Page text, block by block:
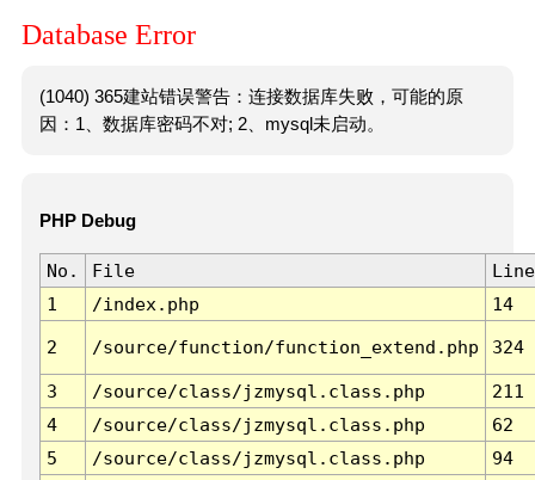
Database Error
(1040) 365建站错误警告：连接数据库失败，可能的原
因：1、数据库密码不对; 2、mysql未启动。
PHP Debug
No. File
Line
1
/index.php 14
2 /source/function/function_extend.php 324
3 /source/class/jzmysql.class.php
211
4
/source/class/jzmysql.class.php
62
5
/source/class/jzmysql.class.php
94